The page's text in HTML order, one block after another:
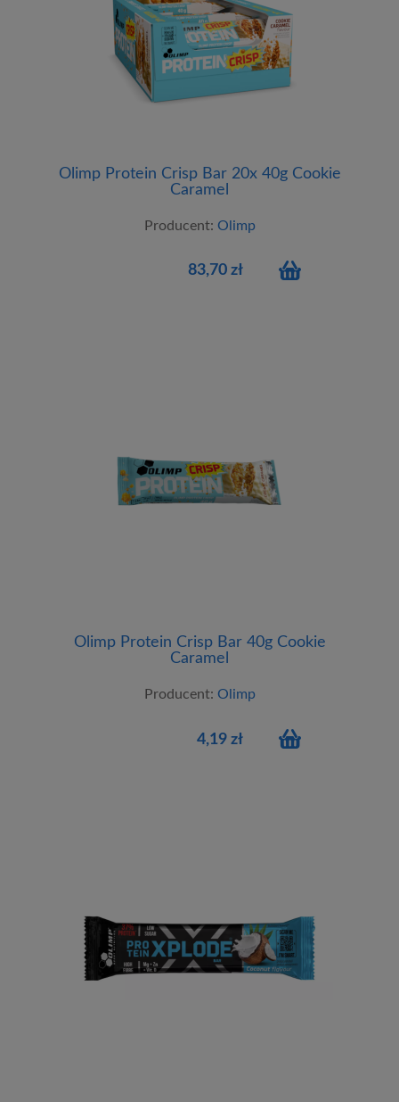
Olimp Protein Crisp Bar 20x 40g Cookie
Caramel
Producent: Olimp
83,70 zł
Olimp Protein Crisp Bar 40g Cookie
Caramel
Producent: Olimp
4,19 zł